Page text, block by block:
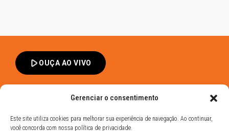
Gerenciar o consentimento
Este site utiliza cookies para melhorar sua experiência de navegação. Ao continuar,
você concorda com nossa política de privacidade.
play_arrowOUÇA AO VIVO